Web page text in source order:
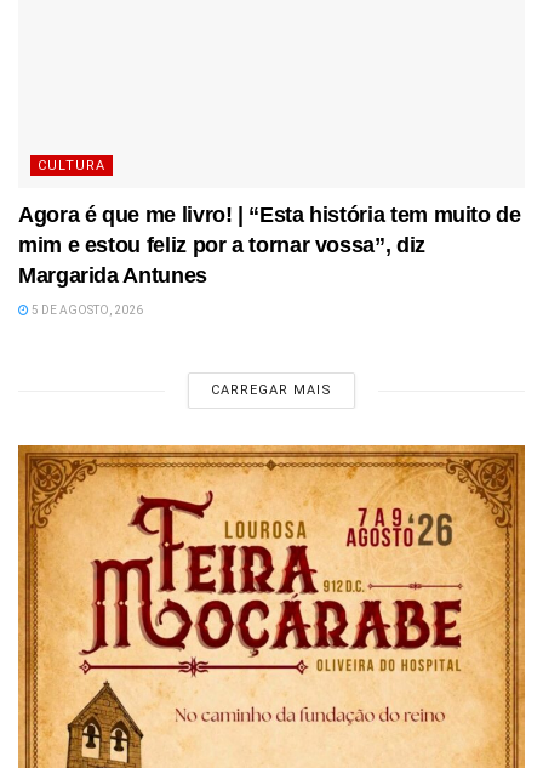
CULTURA
Agora é que me livro! | “Esta história tem muito de
mim e estou feliz por a tornar vossa”, diz
Margarida Antunes
5 DE AGOSTO, 2026
CARREGAR MAIS